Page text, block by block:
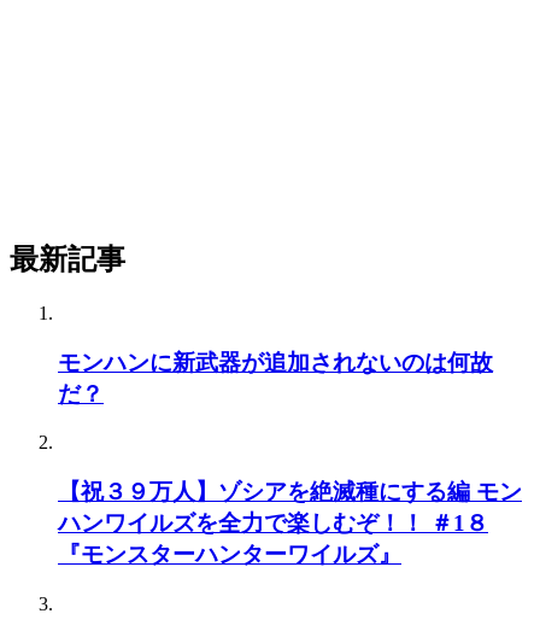
最新記事
モンハンに新武器が追加されないのは何故
だ？
【祝３９万人】ゾシアを絶滅種にする編 モン
ハンワイルズを全力で楽しむぞ！！ ＃1８
『モンスターハンターワイルズ』